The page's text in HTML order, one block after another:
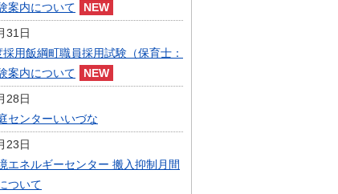
案内について
31日
用飯綱町職員採用試験（保育士：
案内について
28日
センターいいづな
23日
エネルギーセンター 搬入抑制月間
ついて